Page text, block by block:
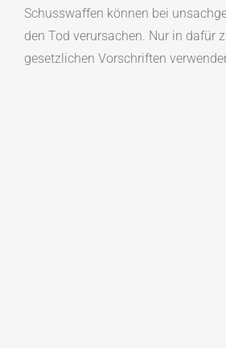
Schusswaffen können bei
den Tod verursachen. Nur in dafür
gesetzlichen Vorschriften